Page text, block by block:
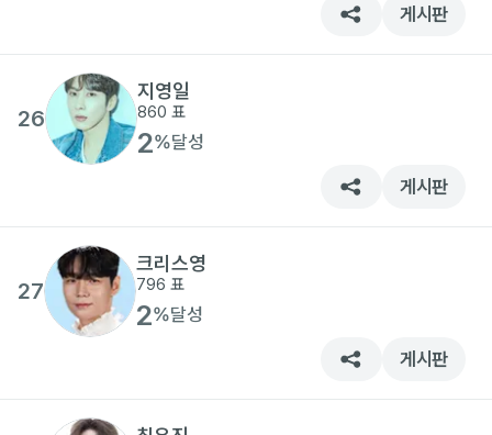
게시판
26
지영일
860 표
2%달성
게시판
27
크리스영
796 표
2%달성
게시판